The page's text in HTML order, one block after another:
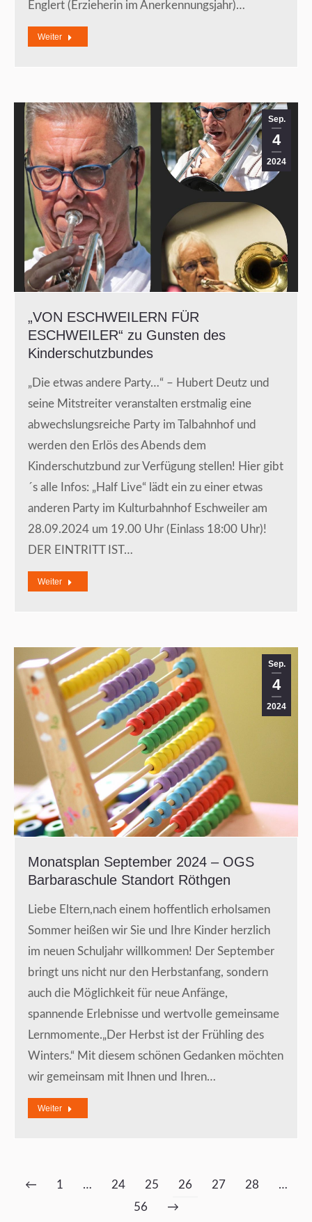
Englert (Erzieherin im Anerkennungsjahr)…
Weiter
Sep.
4
2024
„VON ESCHWEILERN FÜR
ESCHWEILER“ zu Gunsten des
Kinderschutzbundes
„Die etwas andere Party…“ – Hubert Deutz und
seine Mitstreiter veranstalten erstmalig eine
abwechslungsreiche Party im Talbahnhof und
werden den Erlös des Abends dem
Kinderschutzbund zur Verfügung stellen! Hier gibt
´s alle Infos: „Half Live“ lädt ein zu einer etwas
anderen Party im Kulturbahnhof Eschweiler am
28.09.2024 um 19.00 Uhr (Einlass 18:00 Uhr)!
DER EINTRITT IST…
Weiter
Sep.
4
2024
Monatsplan September 2024 – OGS
Barbaraschule Standort Röthgen
Liebe Eltern,nach einem hoffentlich erholsamen
Sommer heißen wir Sie und Ihre Kinder herzlich
im neuen Schuljahr willkommen! Der September
bringt uns nicht nur den Herbstanfang, sondern
auch die Möglichkeit für neue Anfänge,
spannende Erlebnisse und wertvolle gemeinsame
Lernmomente.„Der Herbst ist der Frühling des
Winters.“ Mit diesem schönen Gedanken möchten
wir gemeinsam mit Ihnen und Ihren…
Weiter
← 1 … 24 25 26 27 28
…
56
→